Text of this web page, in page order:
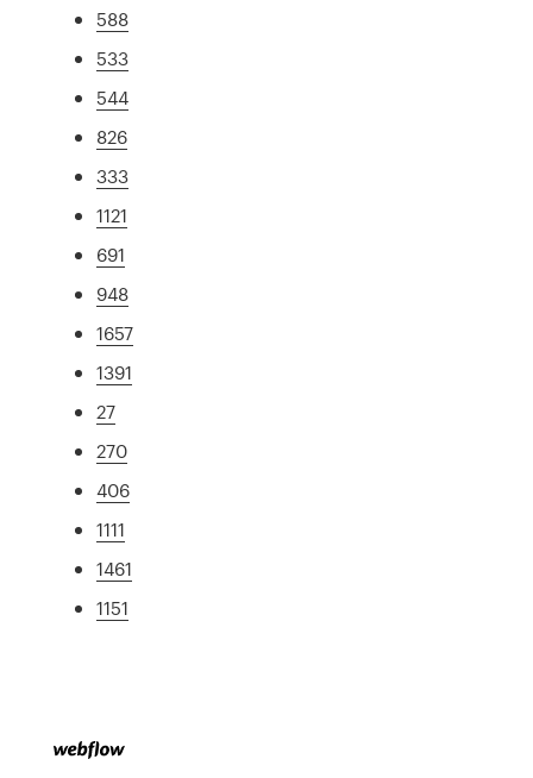
588
533
544
826
333
1121
691
948
1657
1391
27
270
406
1111
1461
1151